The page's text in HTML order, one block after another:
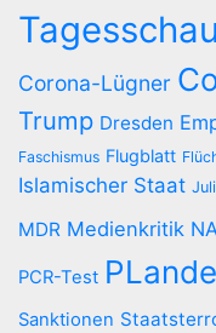
Tagesschau
Corona-Lügner
Trump Dresden
Faschismus Flugblatt
Islamischer Staat
MDR Medienkritik
PCR-Test
Sanktionen